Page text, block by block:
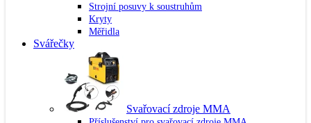
Strojní posuvy k soustruhům
Kryty
Měřidla
Svářečky
Svařovací zdroje MMA